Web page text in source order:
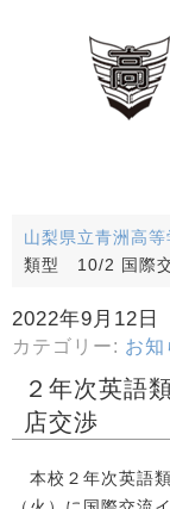
山梨県立青洲高等
類型 10/2 国際
2022年9月12日
カテゴリー: お知
２年次英語
店交渉
本校２年次英語